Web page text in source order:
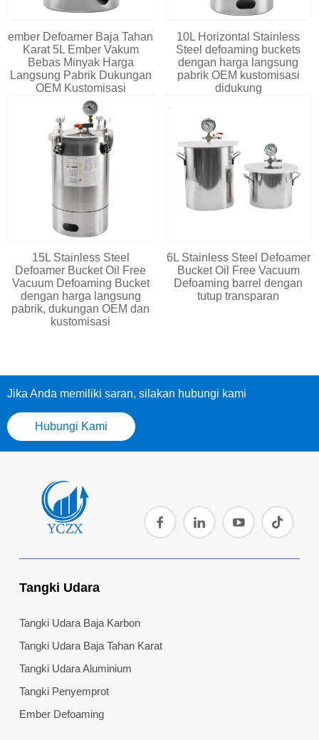
ember Defoamer Baja Tahan
Karat 5L Ember Vakum
Bebas Minyak Harga
Langsung Pabrik Dukungan
OEM Kustomisasi
10L Horizontal Stainless
Steel defoaming buckets
dengan harga langsung
pabrik OEM kustomisasi
didukung
15L Stainless Steel
Defoamer Bucket Oil Free
Vacuum Defoaming Bucket
dengan harga langsung
pabrik, dukungan OEM dan
kustomisasi
6L Stainless Steel Defoamer
Bucket Oil Free Vacuum
Defoaming barrel dengan
tutup transparan
Jika Anda memiliki saran, silakan hubungi kami
Hubungi Kami
Tangki Udara
Tangki Udara Baja Karbon
Tangki Udara Baja Tahan Karat
Tangki Udara Aluminium
Tangki Penyemprot
Ember Defoaming